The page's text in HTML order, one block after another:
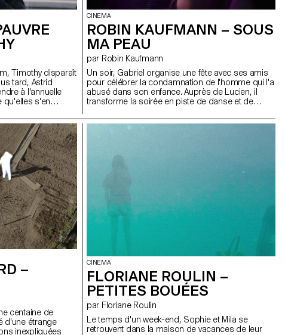
Timothy disparaît
tard, Astrid
à l'annuelle
qu'elles s'en
une ville qui
de toute vie. »
le regard social et
À travers
par les souvenirs
est confrontée à sa
sa place
cessé de la voir.
CINEMA
ROBIN KAUFMANN – SOUS
MA PEAU
par Robin Kaufmann
Un soir, Gabriel organise une fête avec ses amis
pour célébrer la condamnation de l'homme qui l'a
abusé dans son enfance. Auprès de Lucien, il
transforme la soirée en piste de danse et de
douceur de Lucien et sa quête de désir, Gabriel
rejoue, sans le vouloir, la confusion entre
des violences sexuelles et la manière dont elles
façonnent les relations affectives. À travers la
relation entre Gabriel et Lucien, le film suit un
personnage qui ne parvient plus à envisager son
rapport aux hommes autrement que par le désir
et se heurte à une forme d'intimité qu'il ne sait
plus reconnaître.
–
centaine de
d'une étrange
inexpliquées
CINEMA
FLORIANE ROULIN –
PETITES BOUÉES
par Floriane Roulin
Le temps d'un week-end, Sophie et Mila se
retrouvent dans la maison de vacances de leur